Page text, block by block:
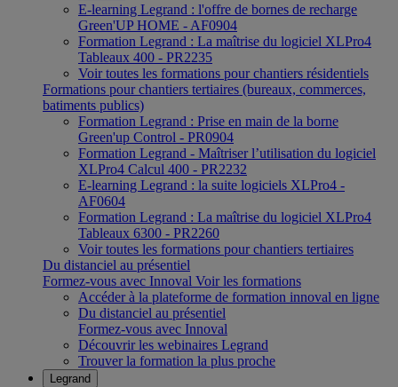
E-learning Legrand : l'offre de bornes de recharge
Green'UP HOME - AF0904
Formation Legrand : La maîtrise du logiciel XLPro4
Tableaux 400 - PR2235
Voir toutes les formations pour chantiers résidentiels
Formations pour chantiers tertiaires (bureaux, commerces,
batiments publics)
Formation Legrand : Prise en main de la borne
Green'up Control - PR0904
Formation Legrand - Maîtriser l’utilisation du logiciel
XLPro4 Calcul 400 - PR2232
E-learning Legrand : la suite logiciels XLPro4 -
AF0604
Formation Legrand : La maîtrise du logiciel XLPro4
Tableaux 6300 - PR2260
Voir toutes les formations pour chantiers tertiaires
Du distanciel au présentiel
Formez-vous avec Innoval Voir les formations
Accéder à la plateforme de formation innoval en ligne
Du distanciel au présentiel
Formez-vous avec Innoval
Découvrir les webinaires Legrand
Trouver la formation la plus proche
Legrand